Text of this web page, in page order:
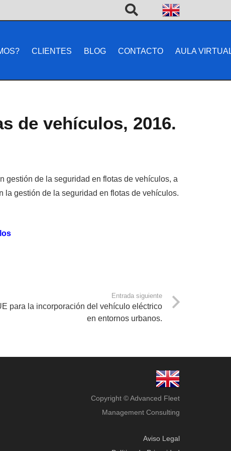
CLIENTES BLOG CONTACTO AULA
de vehículos, 2016.
gestión de la seguridad en flotas de vehículos, a
la gestión de la seguridad en flotas de vehículos.
Entrada siguiente
para la incorporación del vehículo eléctrico
en entornos urbanos.
Copyright © Advanced Fleet
Management Consulting
Aviso Legal